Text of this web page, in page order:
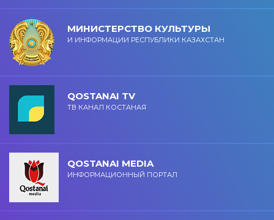
МИНИСТЕРСТВО КУЛЬТУРЫ
И ИНФОРМАЦИИ РЕСПУБЛИКИ КАЗАХСТАН
QOSTANAI TV
ТВ КАНАЛ КОСТАНАЯ
QOSTANAI MEDIA
ИНФОРМАЦИОННЫЙ ПОРТАЛ